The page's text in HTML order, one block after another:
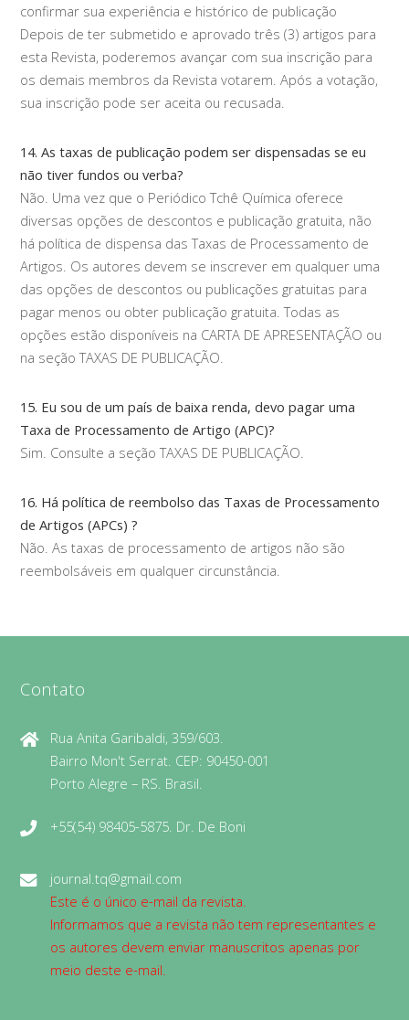
confirmar sua experiência e histórico de publicação
Depois de ter submetido e aprovado três (3) artigos para
esta Revista, poderemos avançar com sua inscrição para
os demais membros da Revista votarem. Após a votação,
sua inscrição pode ser aceita ou recusada.
14. As taxas de publicação podem ser dispensadas se eu
não tiver fundos ou verba?
Não. Uma vez que o Periódico Tchê Química oferece
diversas opções de descontos e publicação gratuita, não
há política de dispensa das Taxas de Processamento de
Artigos. Os autores devem se inscrever em qualquer uma
das opções de descontos ou publicações gratuitas para
pagar menos ou obter publicação gratuita. Todas as
opções estão disponíveis na CARTA DE APRESENTAÇÃO ou
na seção TAXAS DE PUBLICAÇÃO.
15. Eu sou de um país de baixa renda, devo pagar uma
Taxa de Processamento de Artigo (APC)?
Sim. Consulte a seção TAXAS DE PUBLICAÇÃO.
16. Há política de reembolso das Taxas de Processamento
de Artigos (APCs) ?
Não. As taxas de processamento de artigos não são
reembolsáveis em qualquer circunstância.
Contato
Rua Anita Garibaldi, 359/603.
Bairro Mon't Serrat. CEP: 90450-001
Porto Alegre – RS. Brasil.
+55(54) 98405-5875. Dr. De Boni
journal.tq@gmail.com
Este é o único e-mail da revista.
Informamos que a revista não tem representantes e
os autores devem enviar manuscritos apenas por
meio deste e-mail.